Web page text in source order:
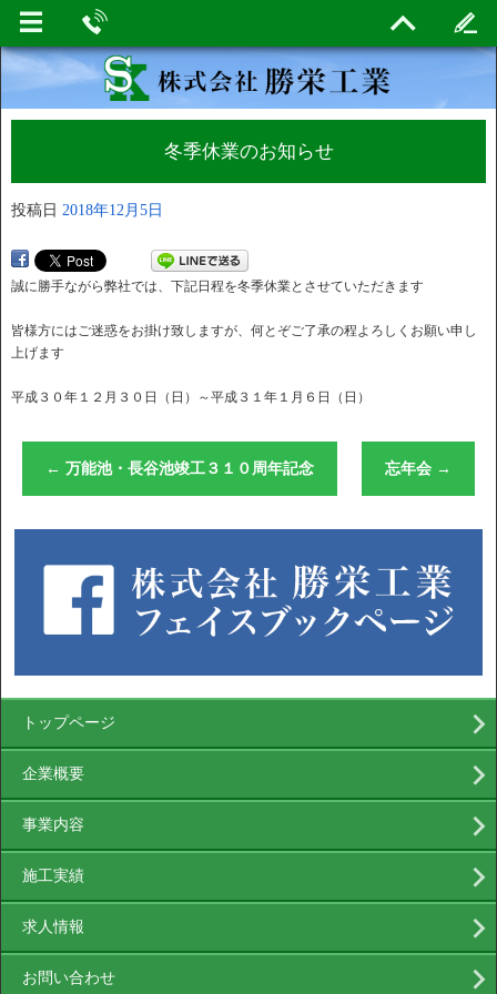
冬季休業のお知らせ
投稿日 2018年12月5日
誠に勝手ながら弊社では、下記日程を冬季休業とさせていただきます
皆様方にはご迷惑をお掛け致しますが、何とぞご了承の程よろしくお願い申し
上げます
平成３０年１２月３０日（日）～平成３１年１月６日（日）
← 万能池・長谷池竣工３１０周年記念 忘年会 →
トップページ
企業概要
事業内容
施工実績
求人情報
お問い合わせ